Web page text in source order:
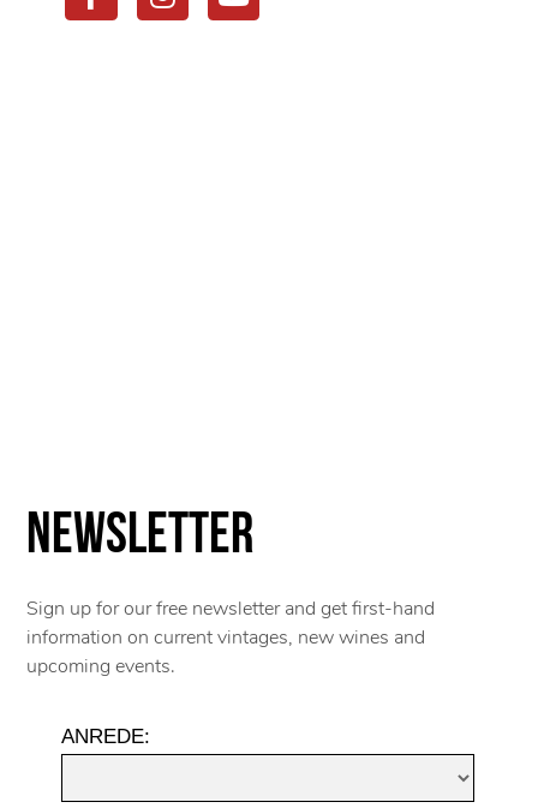
Newsletter
Sign up for our free newsletter and get first-hand
information on current vintages, new wines and
upcoming events.